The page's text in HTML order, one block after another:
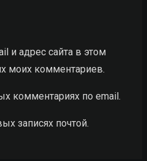
и адрес сайта в этом
моих комментариев.
комментариях по email.
записях почтой.